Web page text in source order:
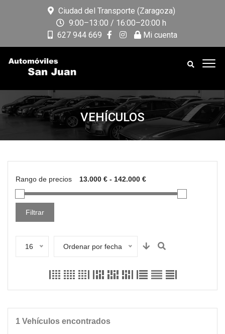
Ciudad del Transporte (Zaragoza)
9:00–13:00 / 16:00–20:00 h
627 944 669
Mi cuenta
VEHÍCULOS
Rango de precios
Filtrar
16 Ordenar por fecha
1 Vehículos encontrados